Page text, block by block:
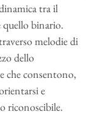
tra il
binario.
melodie di
dello
che consentono,
e
riconoscibile.